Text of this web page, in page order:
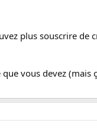
plus souscrire
vous devez